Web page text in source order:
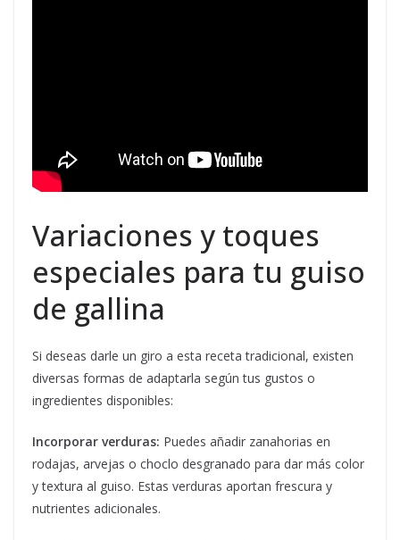
Variaciones y toques
especiales para tu guiso
de gallina
Si deseas darle un giro a esta receta tradicional, existen
diversas formas de adaptarla según tus gustos o
ingredientes disponibles:
Incorporar verduras: Puedes añadir zanahorias en
rodajas, arvejas o choclo desgranado para dar más color
y textura al guiso. Estas verduras aportan frescura y
nutrientes adicionales.